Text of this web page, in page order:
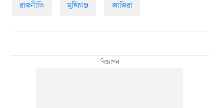
রাজনীতি মুন্সিগঞ্জ জাজিরা